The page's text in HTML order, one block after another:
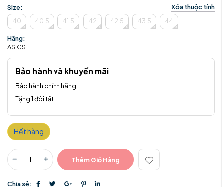
Size:
Xóa thuộc tính
40
40.5 41.5 42 42.5 43.5 44
Hãng:
ASICS
Bảo hành và khuyến mãi
Bảo hành chính hãng
Tặng 1 đôi tất
Hết hàng
Thêm Giỏ Hàng
Chia sẻ: